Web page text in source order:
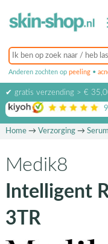
Anderen zochten op peeling •
✔ gratis verzending > €
Home→ Verzorging→ Serum
Medik8
Intelligent
3TR